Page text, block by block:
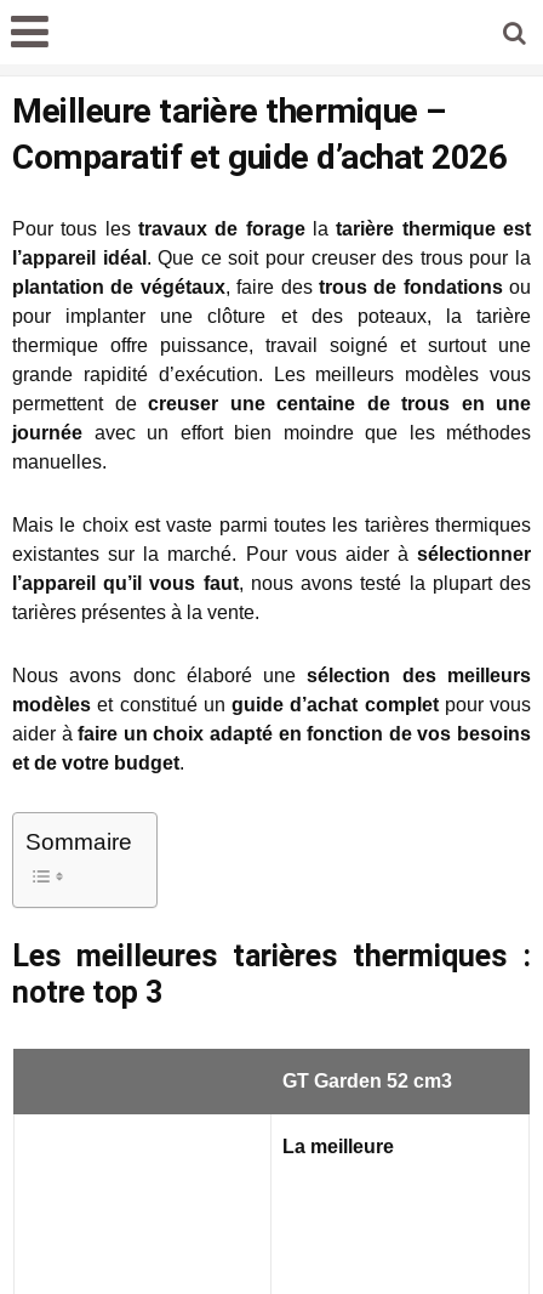
Meilleure tarière thermique –
Comparatif et guide d’achat 2026
Pour tous les travaux de foragelatarière thermique est
l’appareil idéal . Que ce soit pour creuser des trous pour la
plantation de végétaux, faire des trous de fondationsou
pour implanter une clôture et des poteaux, la tarière
thermique offre puissance, travail soigné et surtout une
grande rapidité d’exécution. Les meilleurs modèles vous
permettent de creuser une centaine de trous en une
journée avec un effort bien moindre que les méthodes
manuelles.
Mais le choix est vaste parmi toutes les tarières thermiques
existantes sur la marché. Pour vous aider à sélectionner
l’appareil qu’il vous faut, nous avons testé la plupart des
tarières présentes à la vente.
Nous avons donc élaboré unesélection des meilleurs
modèles et constitué un guide d’achat completpour vous
aider àfaire un choix adapté en fonction de vos besoins
et de votre budget.
Sommaire
Les meilleures tarières thermiques :
notre top 3
GT Garden 52 cm3
La meilleure